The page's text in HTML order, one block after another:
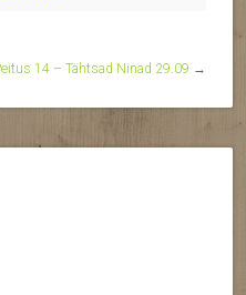
14 – Tähtsad Ninad 29.09 →